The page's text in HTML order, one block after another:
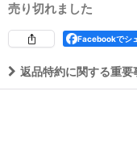
売り切れました
Facebookでシ
返品特約に関する重要